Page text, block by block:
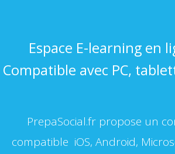
Espace E-learning en
Compatible avec PC,
PrepaSocial.fr propose un
compatible iOS, Android,